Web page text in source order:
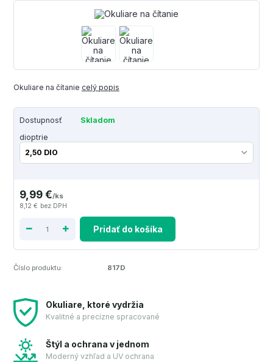
Okuliare na čítanie celý popis
Dostupnosť
Skladom
dioptrie
9,99 €/ks
8,12 € bez DPH
Pridať do košíka
Číslo produktu: 817D
Okuliare, ktoré vydržia
Kvalitné a precízne spracované
Štýl a ochrana v jednom
Moderný vzhľad a UV ochrana